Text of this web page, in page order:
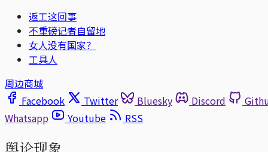
返工这回事
不重磅记者自留地
女人没有国家？
工具人
周边商城
Facebook
Twitter Bluesky Discord
Whatsapp
Youtube RSS
舆论现象